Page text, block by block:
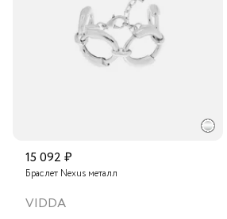
15 092 ₽
Браслет Nexus металл
VIDDA